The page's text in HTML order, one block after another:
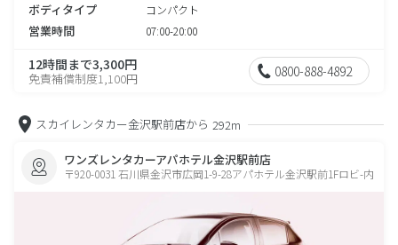
ボディタイプ コンパクト
営業時間 07:00-20:00
12時間まで3,300円
免責補償制度1,100円 0800-888-4892
スカイレンタカー金沢駅前店から 292m
ワンズレンタカーアパホテル金沢駅前店
〒920-0031 石川県金沢市広岡1-9-28アパホテル金沢駅前1Fロビ-内